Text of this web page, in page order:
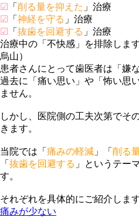
☑ 「 削る量を抑えた 」治療
☑ 「 神経を守る 」治療
☑ 「 抜歯を回避する 」治療
治療中の「不快感」を排除しま
烏山）
患者さんにとって歯医者は「嫌
過去に「痛い思い」や「怖い思
ません。
しかし、医院側の工夫次第でそ
きます。
当院では「 痛みの軽減 」「 削る
「 抜歯を回避する 」とい うテー
す。
それぞれを具体的にご紹介します
痛みが少ない